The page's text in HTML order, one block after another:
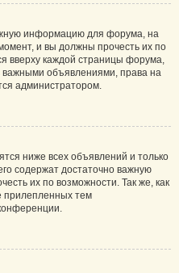
информацию для форума, на
и вы должны прочесть их по
вверху каждой страницы форума,
важными объявлениями, права на
администратором.
ниже всех объявлений и только
содержат достаточно важную
их по возможности. Так же, как
прилепленных тем